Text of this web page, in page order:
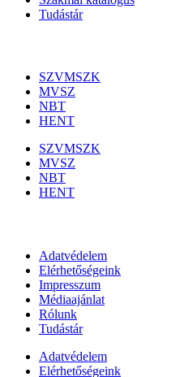
Tudástár
SZVMSZK
MVSZ
NBT
HENT
SZVMSZK
MVSZ
NBT
HENT
Adatvédelem
Elérhetőségeink
Impresszum
Médiaajánlat
Rólunk
Tudástár
Adatvédelem
Elérhetőségeink